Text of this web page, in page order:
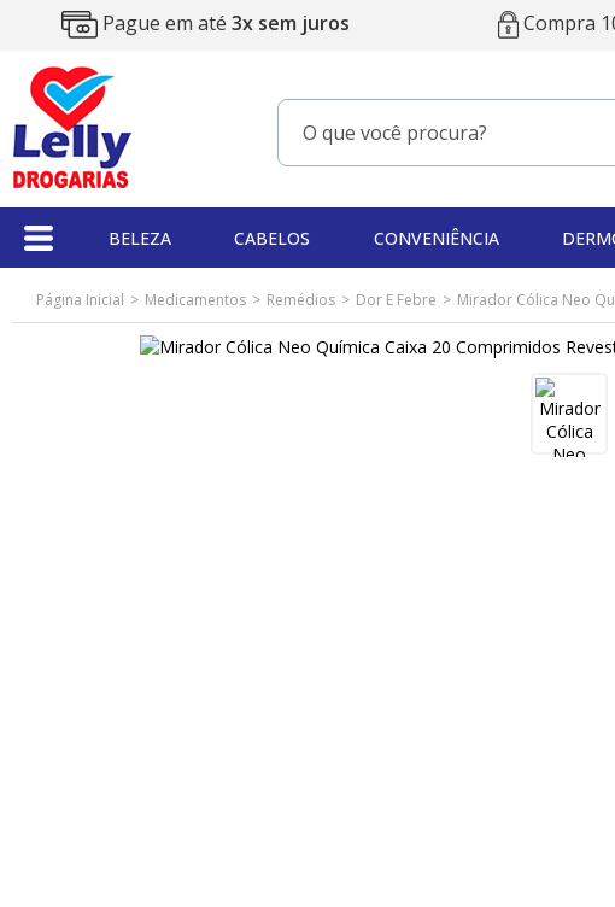
Pague em até 3x sem juros Compra
BELEZA CABELOS CONVENIÊNCIA
Página Inicial Medicamentos Remédios Dor E Febre Mirador Cólica Neo